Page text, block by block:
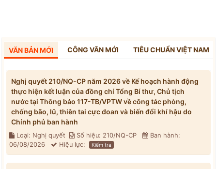
VĂN BẢN MỚI CÔNG VĂN MỚI TIÊU CHUẨN VIỆT NAM
Nghị quyết 210/NQ-CP năm 2026 về Kế hoạch hành động
thực hiện kết luận của đồng chí Tổng Bí thư, Chủ tịch
nước tại Thông báo 117-TB/VPTW về công tác phòng,
chống bão, lũ, thiên tai cực đoan và biến đổi khí hậu do
Chính phủ ban hành
Loại: Nghị quyết Số hiệu: 210/NQ-CP
Ban hành:
06/08/2026
Hiệu lực: Kiểm tra